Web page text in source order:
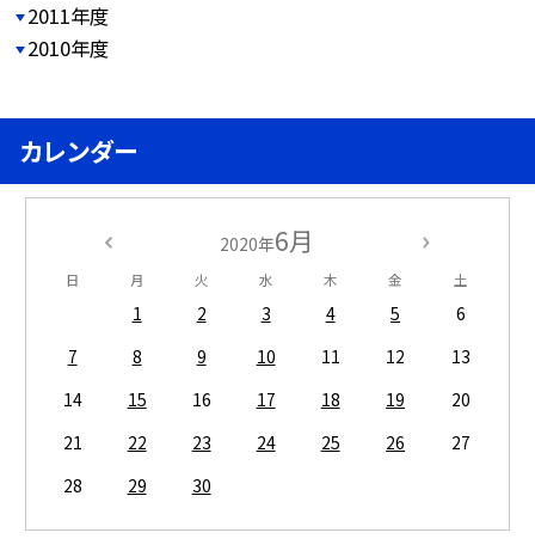
2011年度
2010年度
カレンダー
2020年6月
日 月 火 水 木 金 土
1 2 3 4 5
6
7
8 9 10 11 12
13
14
15 16 17 18 19
20
21
22 23 24 25 26
27
28
29 30